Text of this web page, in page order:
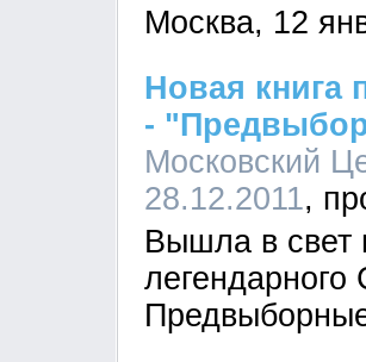
Москва, 12
Новая книга
-
Московский
28.12.2011
Вышла в свет